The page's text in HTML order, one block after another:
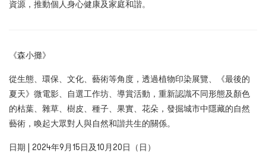
資源，推動個人身心健康及家庭和諧。
《森小攤》
從生態、環保、文化、藝術等角度，透過植物印染展覽、《最後的
夏天》微電影、自選工作坊、導賞活動，重新認識不同形態及顏色
的枯葉、雜草、樹皮、種子、果實、花朵，發掘城市中隱藏的自然
藝術，喚起大眾對人與自然和諧共生的關係。
日期 | 2024年9月15日及10月20日（日）